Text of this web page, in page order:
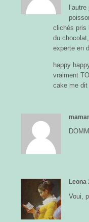
clichés pris
du
experte en
happy
vraiment
cake me dit
Leona
Voui,